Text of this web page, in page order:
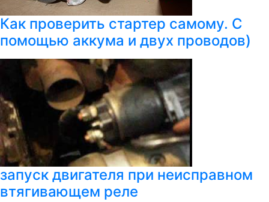
Как проверить стартер самому. С
помощью аккума и двух проводов)
запуск двигателя при неисправном
втягивающем рeле